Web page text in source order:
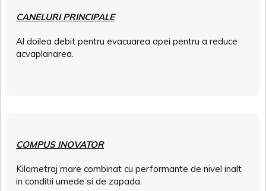
CANELURI PRINCIPALE
Al doilea debit pentru evacuarea apei pentru a reduce
acvaplanarea.
COMPUS INOVATOR
Kilometraj mare combinat cu performante de nivel inalt
in conditii umede si de zapada.